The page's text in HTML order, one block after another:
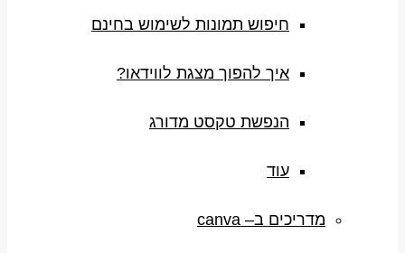
חיפוש תמונות לשימוש בחינם
איך להפוך מצגת לווידאו?
הנפשת טקסט מדורג
עוד
מדריכים ב– canva